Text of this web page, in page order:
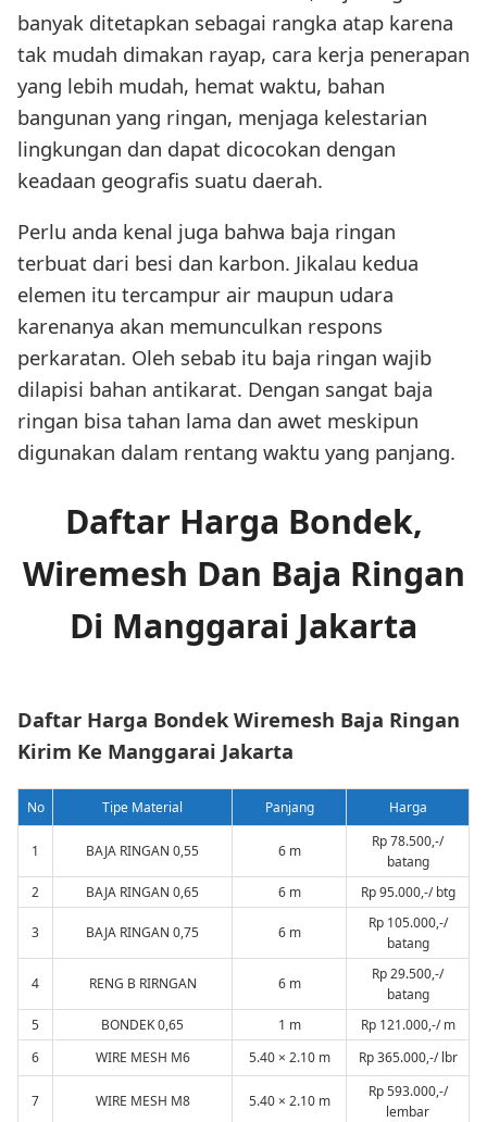
banyak ditetapkan sebagai rangka atap karena
tak mudah dimakan rayap, cara kerja penerapan
yang lebih mudah, hemat waktu, bahan
bangunan yang ringan, menjaga kelestarian
lingkungan dan dapat dicocokan dengan
keadaan geografis suatu daerah.
Perlu anda kenal juga bahwa baja ringan
terbuat dari besi dan karbon. Jikalau kedua
elemen itu tercampur air maupun udara
karenanya akan memunculkan respons
perkaratan. Oleh sebab itu baja ringan wajib
dilapisi bahan antikarat. Dengan sangat baja
ringan bisa tahan lama dan awet meskipun
digunakan dalam rentang waktu yang panjang.
Daftar Harga Bondek,
Wiremesh Dan Baja Ringan
Di Manggarai Jakarta
Daftar Harga Bondek Wiremesh Baja Ringan
Kirim Ke Manggarai Jakarta
No Tipe Material Panjang Harga
1 BAJA RINGAN 0,55 6 m
Rp 78.500,-/
batang
2
BAJA RINGAN 0,65 6 m Rp 95.000,-/ btg
3 BAJA RINGAN 0,75 6 m
Rp 105.000,-/
batang
4 RENG B RIRNGAN 6 m
Rp 29.500,-/
batang
5
BONDEK 0,65 1 m
Rp 121.000,-/ m
6
WIRE MESH M6 5.40 × 2.10 m Rp 365.000,-/ lbr
7 WIRE MESH M8 5.40 × 2.10 m
Rp 593.000,-/
lembar